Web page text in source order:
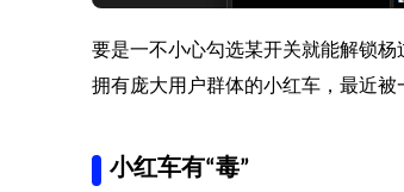
要是一不小心勾选某开关就能解锁
拥有庞大用户群体的小红车，最近被
小红车有“毒”